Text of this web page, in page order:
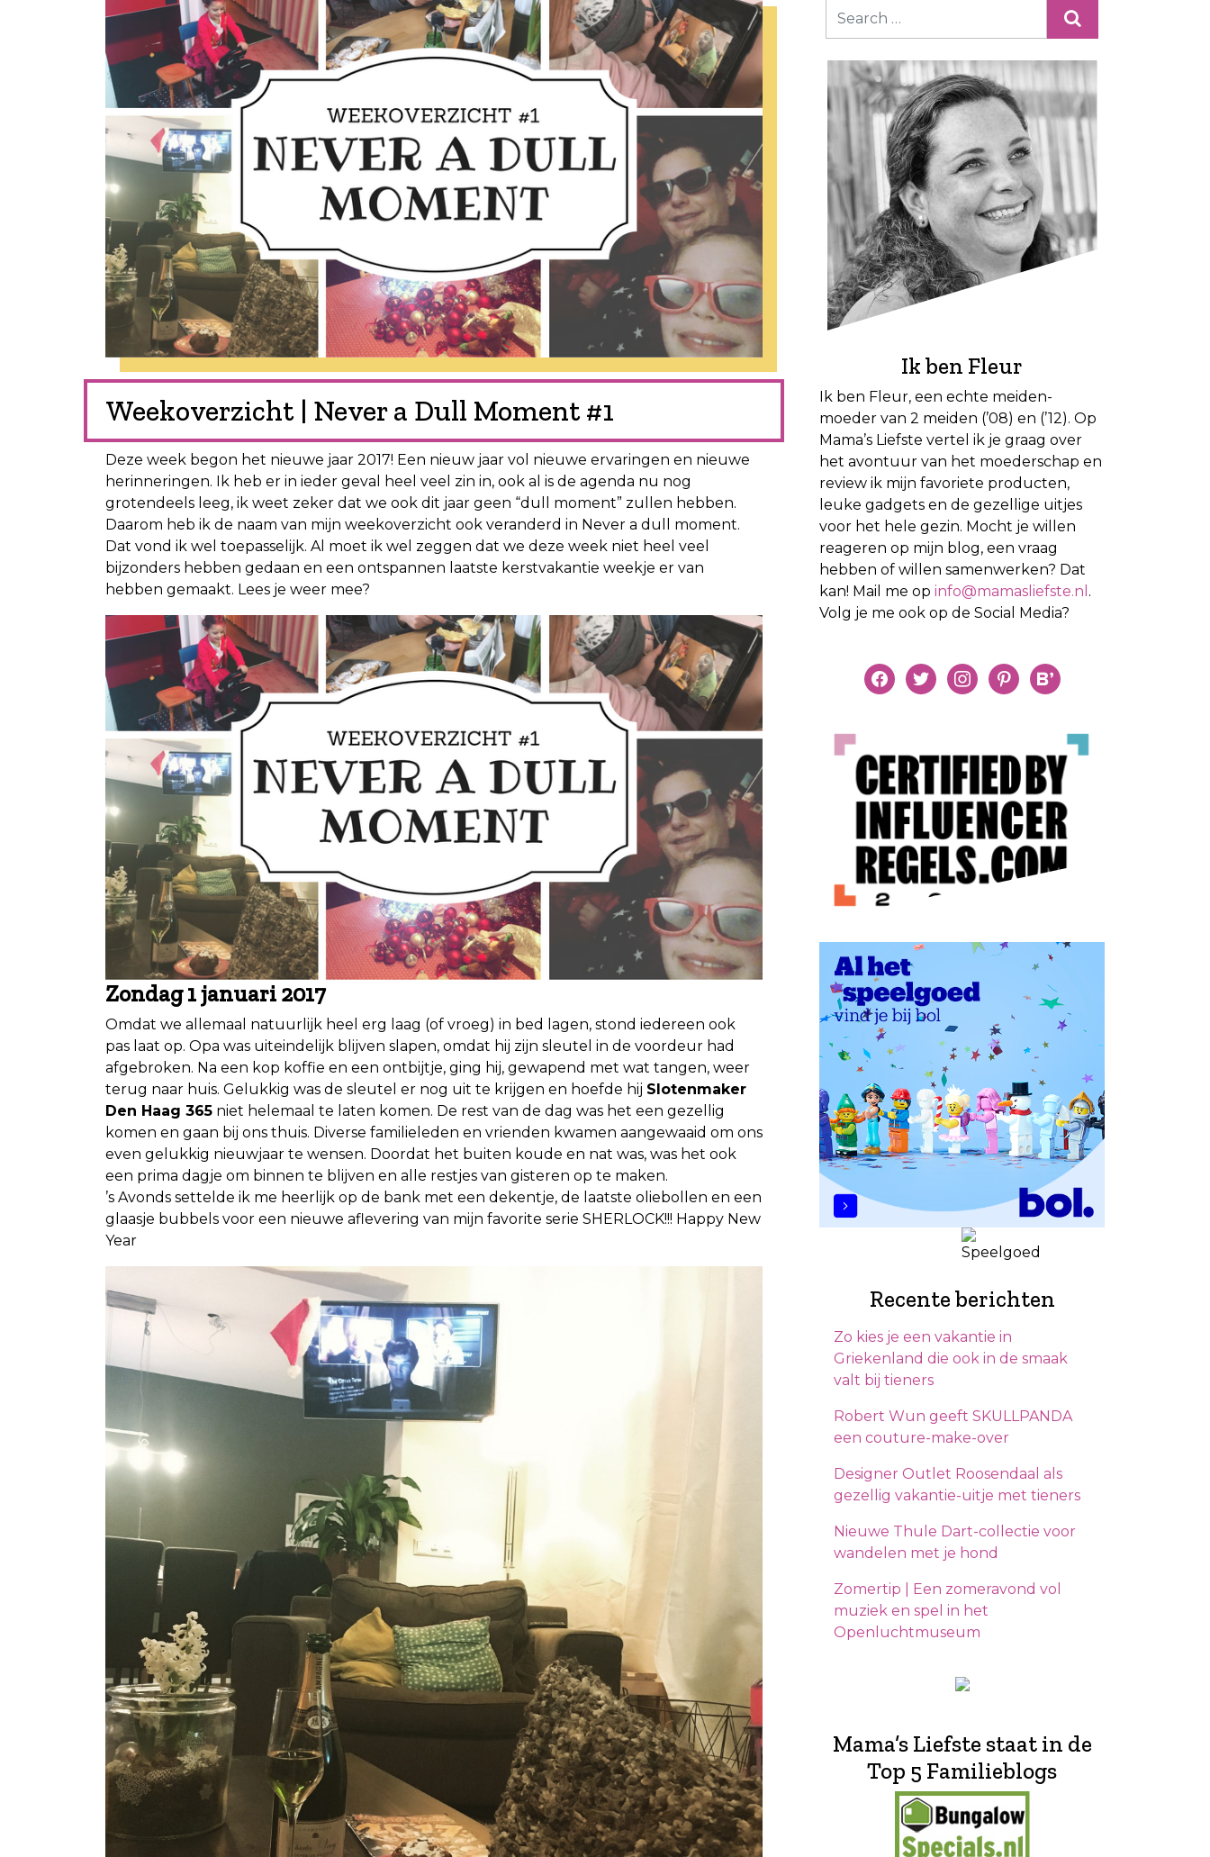
Weekoverzicht | Never a Dull Moment #1
Deze week begon het nieuwe jaar 2017! Een nieuw jaar vol nieuwe ervaringen en nieuwe
herinneringen. Ik heb er in ieder geval heel veel zin in, ook al is de agenda nu nog
grotendeels leeg, ik weet zeker dat we ook dit jaar geen “dull moment” zullen hebben.
Daarom heb ik de naam van mijn weekoverzicht ook veranderd in Never a dull moment.
Dat vond ik wel toepasselijk. Al moet ik wel zeggen dat we deze week niet heel veel
bijzonders hebben gedaan en een ontspannen laatste kerstvakantie weekje er van
hebben gemaakt. Lees je weer mee?
Zondag 1 januari 2017
Omdat we allemaal natuurlijk heel erg laag (of vroeg) in bed lagen, stond iedereen ook
pas laat op. Opa was uiteindelijk blijven slapen, omdat hij zijn sleutel in de voordeur had
afgebroken. Na een kop koffie en een ontbijtje, ging hij, gewapend met wat tangen, weer
terug naar huis. Gelukkig was de sleutel er nog uit te krijgen en hoefde hij Slotenmaker
Den Haag 365 niet helemaal te laten komen. De rest van de dag was het een gezellig
komen en gaan bij ons thuis. Diverse familieleden en vrienden kwamen aangewaaid om ons
even gelukkig nieuwjaar te wensen. Doordat het buiten koude en nat was, was het ook
een prima dagje om binnen te blijven en alle restjes van gisteren op te maken.
’s Avonds settelde ik me heerlijk op de bank met een dekentje, de laatste oliebollen en een
glaasje bubbels voor een nieuwe aflevering van mijn favorite serie SHERLOCK!!! Happy New
Year
Ik ben Fleur
Ik ben Fleur, een echte meiden-
moeder van 2 meiden (’08) en (’12). Op
Mama’s Liefste vertel ik je graag over
het avontuur van het moederschap en
review ik mijn favoriete producten,
leuke gadgets en de gezellige uitjes
voor het hele gezin. Mocht je willen
reageren op mijn blog, een vraag
hebben of willen samenwerken? Dat
kan! Mail me op info@mamasliefste.nl .
Volg je me ook op de Social Media?
facebooktwitterinstagrampinterestbloglovin
Recente berichten
Zo kies je een vakantie in
Griekenland die ook in de smaak
valt bij tieners
Robert Wun geeft SKULLPANDA
een couture-make-over
Designer Outlet Roosendaal als
gezellig vakantie-uitje met tieners
Nieuwe Thule Dart-collectie voor
wandelen met je hond
Zomertip | Een zomeravond vol
muziek en spel in het
Openluchtmuseum
Mama’s Liefste staat in de
Top 5 Familieblogs